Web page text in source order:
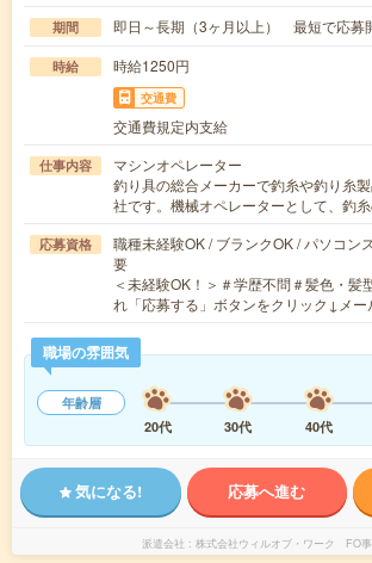
期間 即日～長期（3ヶ月以上） 最短で応募
時給 時給1250円
交通費
交通費規定内支給
仕事内容
マシンオペレーター
釣り具の総合メーカーで釣糸や釣り糸
社です。機械オペレーターとして、釣
応募資格
職種未経験OK / ブランクOK / パソコン
要
＜未経験OK！＞＃学歴不問＃髪色・髪
れ「応募する」ボタンをクリック↓メ
職場の雰囲気
年齢層
20代
30代 40代
気になる! 応募へ進む
派遣会社 株式会社ウィルオブ・ワーク FO